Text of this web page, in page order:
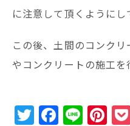
に注意して頂くようにし
この後、土間のコンク
やコンクリートの施工を
T F Li Pi